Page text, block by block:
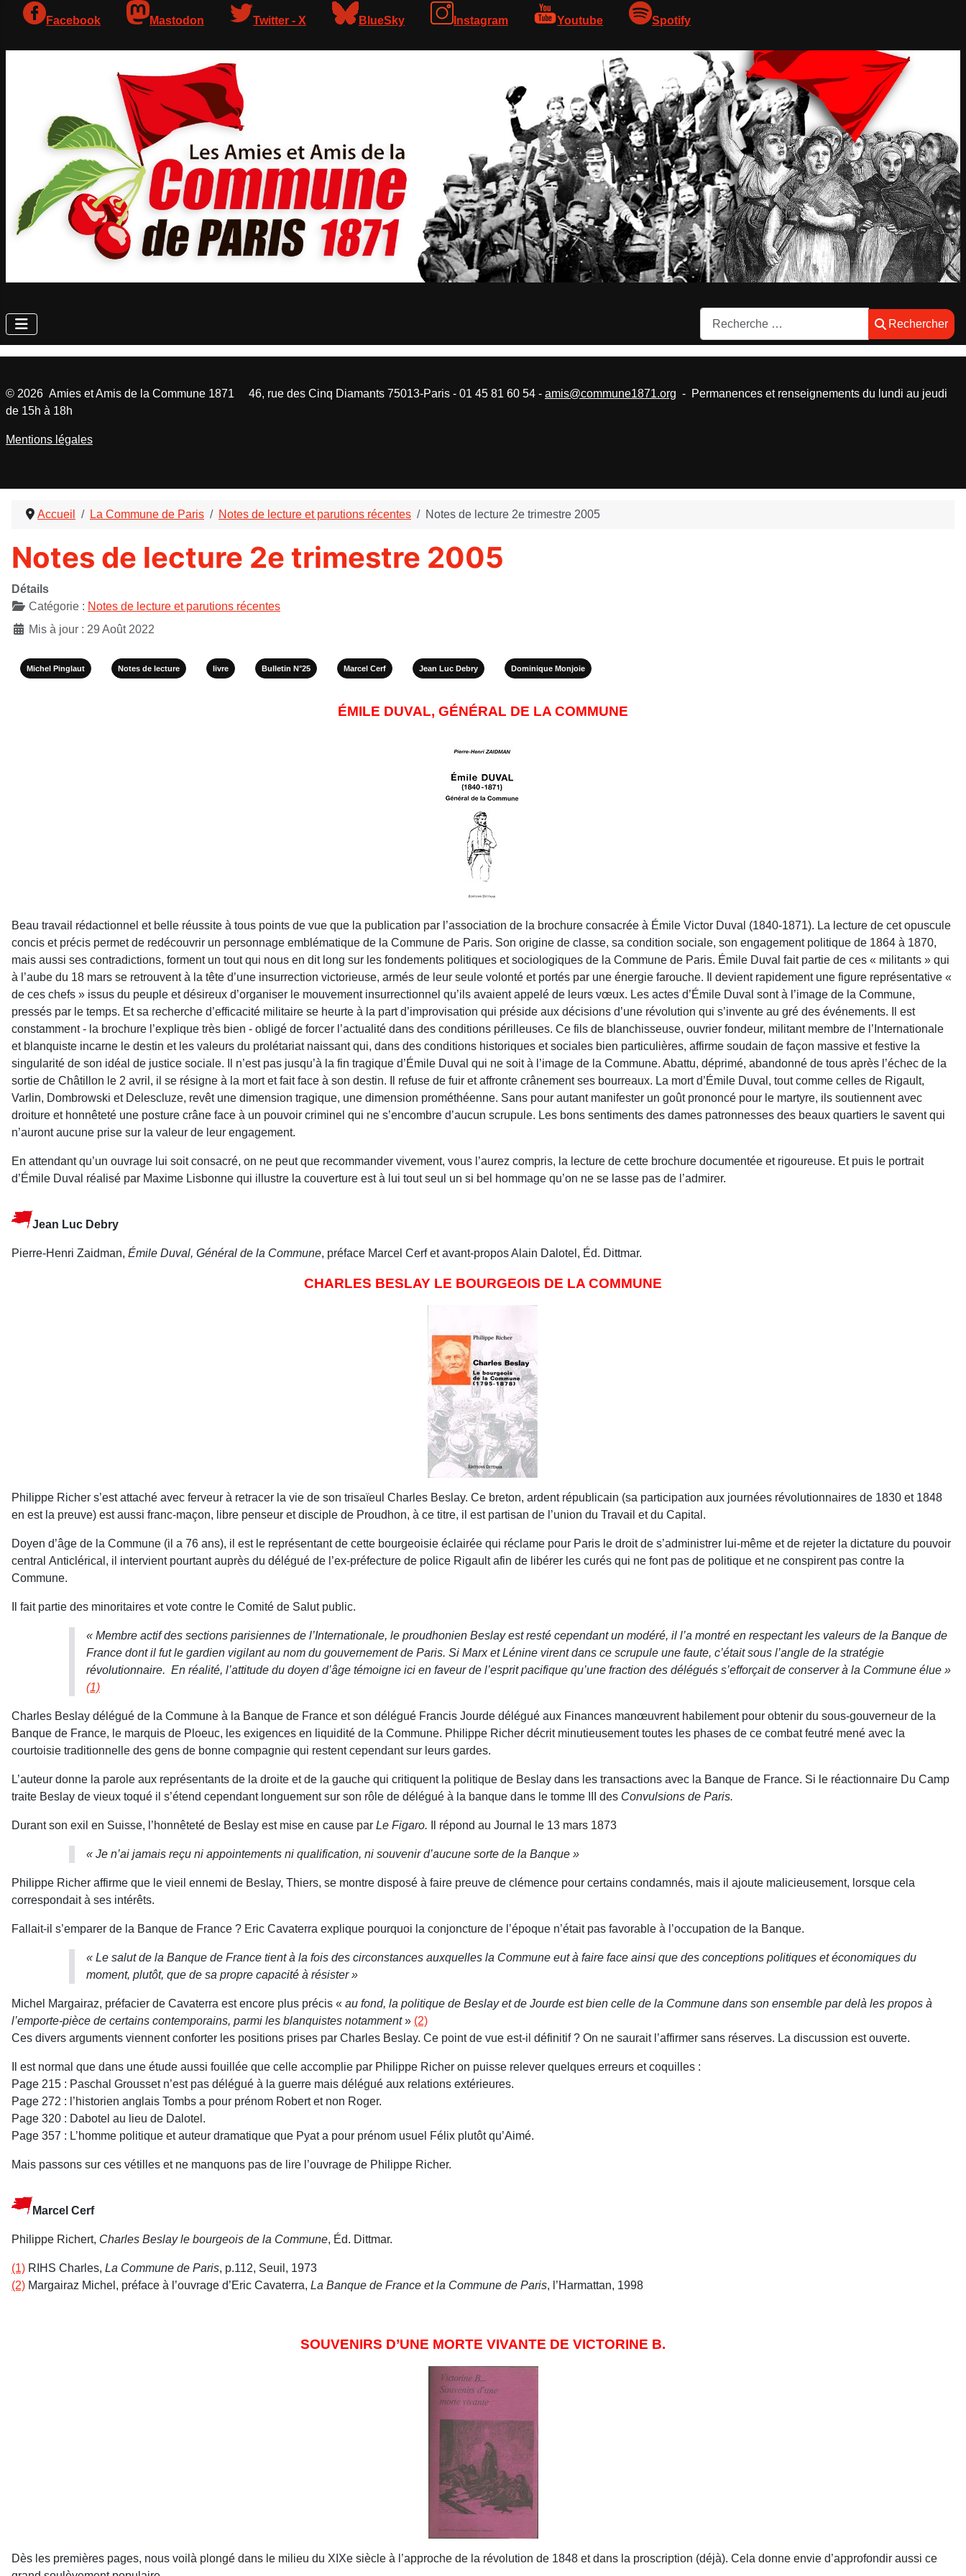
Facebook Mastodon Twitter - X BlueSky Instagram Youtube Spotify
Rechercher
Rechercher
Accueil La Commune de Paris Notes de lecture et parutions récentes Notes de lecture 2e trimestre 2005
Notes de lecture 2e trimestre 2005
Détails
Catégorie : Notes de lecture et parutions récentes
Mis à jour : 29 Août 2022
Michel Pinglaut Notes de lecture livre Bulletin N°25 Marcel Cerf Jean Luc Debry Dominique Monjoie
ÉMILE DUVAL, GÉNÉRAL DE LA COMMUNE
Beau travail rédactionnel et belle réussite à tous points de vue que la publication par l’association de la brochure consacrée à Émile Victor Duval (1840-1871). La lecture de cet opuscule
concis et précis permet de redécouvrir un personnage emblématique de la Commune de Paris. Son origine de classe, sa condition sociale, son engagement politique de 1864 à 1870,
mais aussi ses contradictions, forment un tout qui nous en dit long sur les fondements politiques et sociologiques de la Commune de Paris. Émile Duval fait partie de ces « militants » qui
à l’aube du 18 mars se retrouvent à la tête d’une insurrection victorieuse, armés de leur seule volonté et portés par une énergie farouche. Il devient rapidement une figure représentative «
de ces chefs » issus du peuple et désireux d’organiser le mouvement insurrectionnel qu’ils avaient appelé de leurs vœux. Les actes d’Émile Duval sont à l’image de la Commune,
pressés par le temps. Et sa recherche d’efficacité militaire se heurte à la part d’improvisation qui préside aux décisions d’une révolution qui s’invente au gré des événements. Il est
constamment - la brochure l’explique très bien - obligé de forcer l’actualité dans des conditions périlleuses. Ce fils de blanchisseuse, ouvrier fondeur, militant membre de l’Internationale
et blanquiste incarne le destin et les valeurs du prolétariat naissant qui, dans des conditions historiques et sociales bien particulières, affirme soudain de façon massive et festive la
singularité de son idéal de justice sociale. Il n’est pas jusqu’à la fin tragique d’Émile Duval qui ne soit à l’image de la Commune. Abattu, déprimé, abandonné de tous après l’échec de la
sortie de Châtillon le 2 avril, il se résigne à la mort et fait face à son destin. Il refuse de fuir et affronte crânement ses bourreaux. La mort d’Émile Duval, tout comme celles de Rigault,
Varlin, Dombrowski et Delescluze, revêt une dimension tragique, une dimension prométhéenne. Sans pour autant manifester un goût prononcé pour le martyre, ils soutiennent avec
droiture et honnêteté une posture crâne face à un pouvoir criminel qui ne s’encombre d’aucun scrupule. Les bons sentiments des dames patronnesses des beaux quartiers le savent qui
n’auront aucune prise sur la valeur de leur engagement.
En attendant qu’un ouvrage lui soit consacré, on ne peut que recommander vivement, vous l’aurez compris, la lecture de cette brochure documentée et rigoureuse. Et puis le portrait
d’Émile Duval réalisé par Maxime Lisbonne qui illustre la couverture est à lui tout seul un si bel hommage qu’on ne se lasse pas de l’admirer.
Jean Luc Debry
Pierre-Henri Zaidman, Émile Duval, Général de la Commune, préface Marcel Cerf et avant-propos Alain Dalotel, Éd. Dittmar.
CHARLES BESLAY LE BOURGEOIS DE LA COMMUNE
Philippe Richer s’est attaché avec ferveur à retracer la vie de son trisaïeul Charles Beslay. Ce breton, ardent républicain (sa participation aux journées révolutionnaires de 1830 et 1848
en est la preuve) est aussi franc-maçon, libre penseur et disciple de Proudhon, à ce titre, il est partisan de l’union du Travail et du Capital.
Doyen d’âge de la Commune (il a 76 ans), il est le représentant de cette bourgeoisie éclairée qui réclame pour Paris le droit de s’administrer lui-même et de rejeter la dictature du pouvoir
central Anticlérical, il intervient pourtant auprès du délégué de l’ex-préfecture de police Rigault afin de libérer les curés qui ne font pas de politique et ne conspirent pas contre la
Commune.
Il fait partie des minoritaires et vote contre le Comité de Salut public.
« Membre actif des sections parisiennes de l’Internationale, le proudhonien Beslay est resté cependant un modéré, il l’a montré en respectant les valeurs de la Banque de
France dont il fut le gardien vigilant au nom du gouvernement de Paris. Si Marx et Lénine virent dans ce scrupule une faute, c’était sous l’angle de la stratégie
révolutionnaire. En réalité, l’attitude du doyen d’âge témoigne ici en faveur de l’esprit pacifique qu’une fraction des délégués s’efforçait de conserver à la Commune élue »
(1)
Charles Beslay délégué de la Commune à la Banque de France et son délégué Francis Jourde délégué aux Finances manœuvrent habilement pour obtenir du sous-gouverneur de la
Banque de France, le marquis de Ploeuc, les exigences en liquidité de la Commune. Philippe Richer décrit minutieusement toutes les phases de ce combat feutré mené avec la
courtoisie traditionnelle des gens de bonne compagnie qui restent cependant sur leurs gardes.
L’auteur donne la parole aux représentants de la droite et de la gauche qui critiquent la politique de Beslay dans les transactions avec la Banque de France. Si le réactionnaire Du Camp
traite Beslay de vieux toqué il s’étend cependant longuement sur son rôle de délégué à la banque dans le tomme III des Convulsions de Paris.
Durant son exil en Suisse, l’honnêteté de Beslay est mise en cause par Le Figaro. Il répond au Journal le 13 mars 1873
« Je n’ai jamais reçu ni appointements ni qualification, ni souvenir d’aucune sorte de la Banque »
Philippe Richer affirme que le vieil ennemi de Beslay, Thiers, se montre disposé à faire preuve de clémence pour certains condamnés, mais il ajoute malicieusement, lorsque cela
correspondait à ses intérêts.
Fallait-il s’emparer de la Banque de France ? Eric Cavaterra explique pourquoi la conjoncture de l’époque n’était pas favorable à l’occupation de la Banque.
« Le salut de la Banque de France tient à la fois des circonstances auxquelles la Commune eut à faire face ainsi que des conceptions politiques et économiques du
moment, plutôt, que de sa propre capacité à résister »
Michel Margairaz, préfacier de Cavaterra est encore plus précis « au fond, la politique de Beslay et de Jourde est bien celle de la Commune dans son ensemble par delà les propos à
l’emporte-pièce de certains contemporains, parmi les blanquistes notamment» (2)
Ces divers arguments viennent conforter les positions prises par Charles Beslay. Ce point de vue est-il définitif ? On ne saurait l’affirmer sans réserves. La discussion est ouverte.
Il est normal que dans une étude aussi fouillée que celle accomplie par Philippe Richer on puisse relever quelques erreurs et coquilles :
Page 215 : Paschal Grousset n’est pas délégué à la guerre mais délégué aux relations extérieures.
Page 272 : l’historien anglais Tombs a pour prénom Robert et non Roger.
Page 320 : Dabotel au lieu de Dalotel.
Page 357 : L’homme politique et auteur dramatique que Pyat a pour prénom usuel Félix plutôt qu’Aimé.
Mais passons sur ces vétilles et ne manquons pas de lire l’ouvrage de Philippe Richer.
Marcel Cerf
Philippe Richert, Charles Beslay le bourgeois de la Commune, Éd. Dittmar.
(1) RIHS Charles, La Commune de Paris, p.112, Seuil, 1973
(2) Margairaz Michel, préface à l’ouvrage d’Eric Cavaterra, La Banque de France et la Commune de Paris, l’Harmattan, 1998
SOUVENIRS D’UNE MORTE VIVANTE DE VICTORINE B.
Dès les premières pages, nous voilà plongé dans le milieu du XIXe siècle à l’approche de la révolution de 1848 et dans la proscription (déjà). Cela donne envie d’approfondir aussi ce
© 2026 Amies et Amis de la Commune 1871 46, rue des Cinq Diamants 75013-Paris - 01 45 81 60 54 - amis@commune1871.org - Permanences et renseignements du lundi au jeudi
de 15h à 18h
Mentions légales